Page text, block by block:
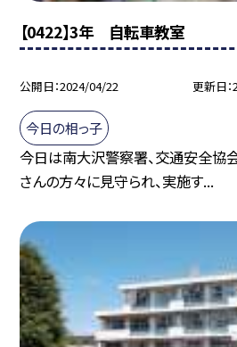
【0422】3年 自転車教室
公開日 2024/04/22 更新日
今日の相っ子
今日は南大沢警察署、交通安全協
さんの方々に見守られ、実施す...